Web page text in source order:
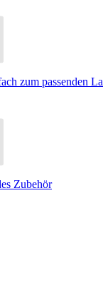
zum passenden
Zubehör